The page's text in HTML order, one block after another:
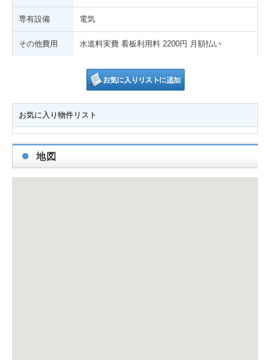
専有設備 電気
その他費用 水道料実費 看板利用料 2200円 月額払い
お気に入り物件リスト
地図